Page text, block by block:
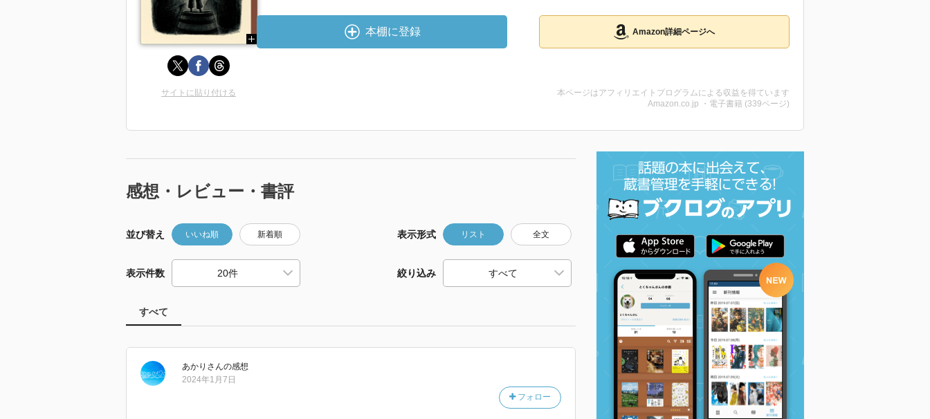
本棚に登録 Amazon詳細ページへ
サイトに貼り付ける
本ページはアフィリエイトプログラムによる収益を得ています
Amazon.co.jp ・電子書籍 (339ページ)
感想・レビュー・書評
並び替え いいね順 新着順 表示形式 リスト 全文
表示件数 絞り込み
すべて
あかり さんの感想
フォロー
2024年1月7日